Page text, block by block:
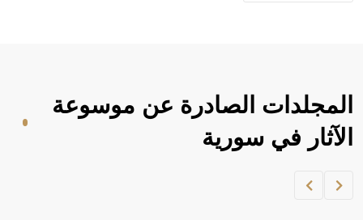
المجلدات الصادرة عن موسوعة
الآثار في سورية